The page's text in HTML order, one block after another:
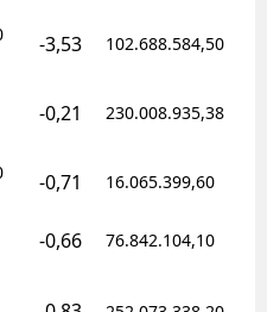
-3,53 102.688.584,50
-0,21 230.008.935,38
-0,71 16.065.399,60
-0,66 76.842.104,10